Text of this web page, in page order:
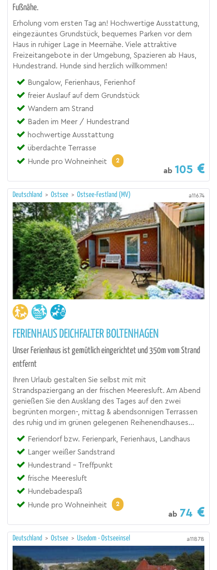
Fußnähe.
Erholung vom ersten Tag an! Hochwertige Ausstattung,
eingezäuntes Grundstück, bequemes Parken vor dem
Haus in ruhiger Lage in Meernähe. Viele attraktive
Freizeitangebote in der Umgebung, Spazieren ab Haus,
Hundestrand. Hunde sind herzlich willkommen!
Bungalow, Ferienhaus, Ferienhof
freier Auslauf auf dem Grundstück
Wandern am Strand
Baden im Meer / Hundestrand
hochwertige Ausstattung
überdachte Terrasse
Hunde pro Wohneinheit
2
ab 105
Deutschland > Ostsee > Ostsee-Festland (MV) a11674
FERIENHAUS DEICHFALTER BOLTENHAGEN
Unser Ferienhaus ist gemütlich eingerichtet und 350m vom Strand
entfernt
Ihren Urlaub gestalten Sie selbst mit mit
Strandspaziergang an der frischen Meeresluft. Am Abend
genießen Sie den Ausklang des Tages auf den zwei
begrünten morgen-, mittag & abendsonnigen Terrassen
des ruhig und im grünen gelegenen Reihenendhauses...
Feriendorf bzw. Ferienpark, Ferienhaus, Landhaus
Langer weißer Sandstrand
Hundestrand - Treffpunkt
frische Meeresluft
Hundebadespaß
Hunde pro Wohneinheit
2
ab 74
Deutschland > Ostsee > Usedom - Ostseeinsel a11878